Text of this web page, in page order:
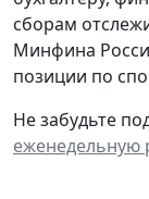
сборам
Минфина
позиции по
Не забудьте
еженедельную